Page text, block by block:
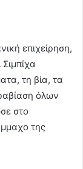
επιχείρηση,
τη βία, τα
όλων
στο
της